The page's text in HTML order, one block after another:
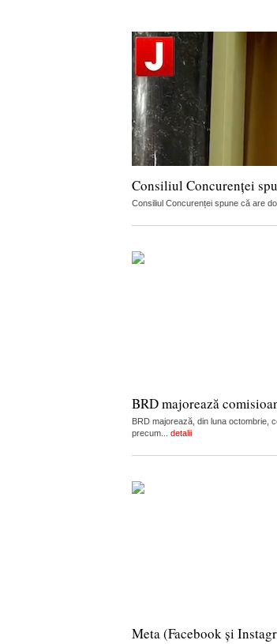
Consiliul Concurenței
Consiliul Concurenței spune că are
BRD majorează
BRD majorează, din luna octombrie,
precum... detalii
Meta (Facebook și